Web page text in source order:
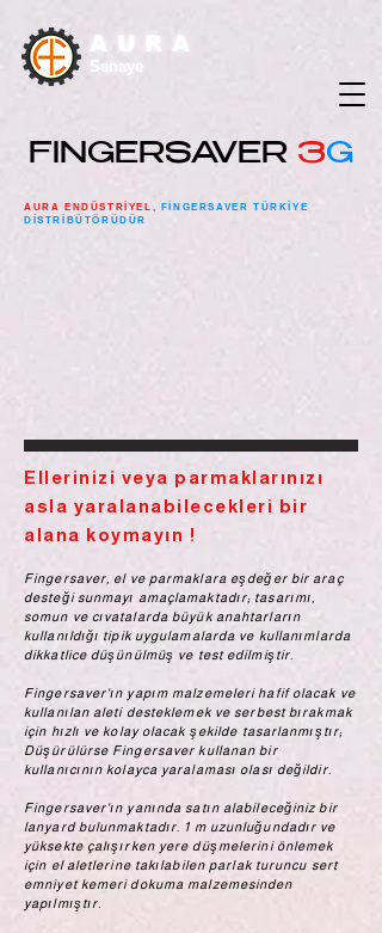
AURA
Sənaye
FINGERSAVER 3G
AURA ENDÜSTRİYEL,
FİNGERSAVER TÜRKİYE
DİSTRİBÜTÖRÜDÜR
Ellerinizi veya parmaklarınızı
asla yaralanabilecekleri bir
alana koymayın !
Fingersaver, el ve parmaklara eşdeğer bir araç
desteği sunmayı amaçlamaktadır; tasarımı,
somun ve cıvatalarda büyük anahtarların
kullanıldığı tipik uygulamalarda ve kullanımlarda
dikkatlice düşünülmüş ve test edilmiştir.
Fingersaver'ın yapım malzemeleri hafif olacak ve
kullanılan aleti desteklemek ve serbest bırakmak
için hızlı ve kolay olacak şekilde tasarlanmıştır;
Düşürülürse Fingersaver kullanan bir
kullanıcının kolayca yaralaması olası değildir.
Fingersaver'ın yanında satın alabileceğiniz bir
lanyard bulunmaktadır. 1 m uzunluğundadır ve
yüksekte çalışırken yere düşmelerini önlemek
için el aletlerine takılabilen parlak turuncu sert
emniyet kemeri dokuma malzemesinden
yapılmıştır.